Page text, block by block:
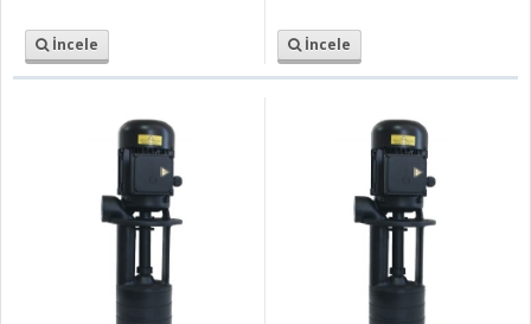
İncele İncele